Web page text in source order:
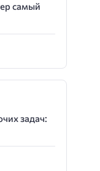
самый
задач: